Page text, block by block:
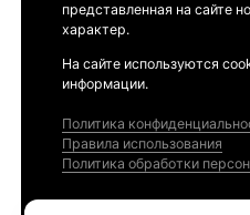
представленная на сайте
характер.
На сайте используются
информации.
Политика
Правила использования
Политика обработки